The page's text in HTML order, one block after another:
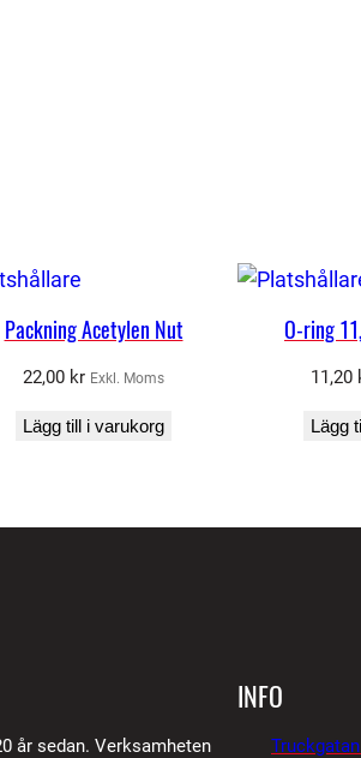
Packning Acetylen Nut
22,00 kr Exkl. Moms
Lägg till i varukorg
O-ring
11,20
Lägg
år sedan. Verksamheten
INFO